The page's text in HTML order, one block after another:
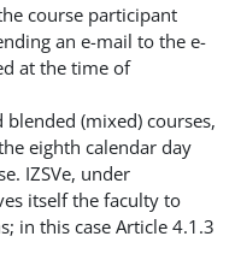
course participant
an e-mail to the e-
at the time of
(mixed) courses,
eighth calendar day
IZSVe, under
itself the faculty to
in this case Article 4.1.3